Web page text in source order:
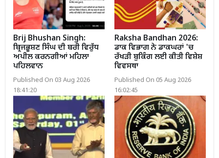
Brij Bhushan Singh:
ਬ੍ਰਿਜਭੂਸ਼ਣ ਸਿੰਘ ਦੀ ਬਰੀ ਵਿਰੁੱਧ
ਅਪੀਲ ਕਰਨਗੀਆਂ ਮਹਿਲਾ
ਪਹਿਲਵਾਨ
Published On 03 Aug 2026
18:41:20
Raksha Bandhan 2026:
ਡਾਕ ਵਿਭਾਗ ਨੇ ਡਾਕਘਰਾਂ 'ਚ
ਰੱਖੜੀ ਬੁਕਿੰਗ ਲਈ ਕੀਤੀ ਵਿਸ਼ੇਸ਼
ਵਿਵਸਥਾ
Published On 05 Aug 2026
16:02:45